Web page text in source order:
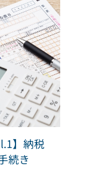
】納税
続き